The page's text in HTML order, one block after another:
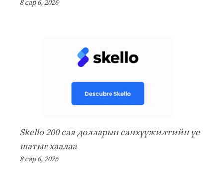
8 сар 6, 2026
Skello 200 сая долларын санхүүжилтийн үе
шатыг хаалаа
8 сар 6, 2026